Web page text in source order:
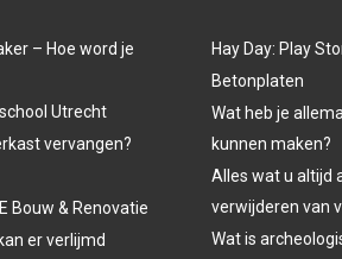
– Hoe word je
Utrecht
vervangen?
Bouw & Renovatie
er verlijmd
Hay Day: Play
Betonplaten
Wat heb je
kunnen maken?
Alles wat u altijd
verwijderen van
Wat is